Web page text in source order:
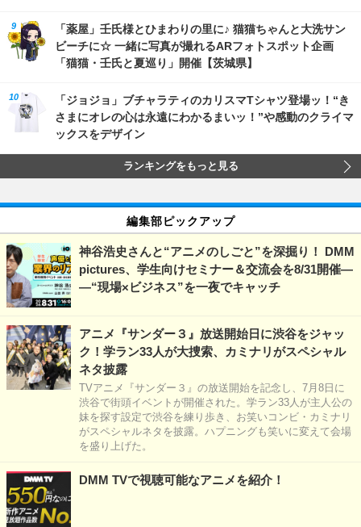
「薬屋」壬氏様とひまわりの里に♪ 猫猫ちゃんと大洗サン
ビーチに☆ 一緒に写真が撮れるARフォトスポット企画
「猫猫・壬氏と夏巡り」開催【茨城県】
「ジョジョ」ブチャラティのカリスマTシャツ登場ッ！“き
さまにオレの心は永遠にわかるまいッ！”や感動のクライマ
ックスをデザイン
ランキングをもっと見る
編集部ピックアップ
神谷浩史さんと“アニメのしごと”を深掘り！ DMM
pictures、学生向けセミナー＆交流会を8/31開催―
―“現場×ビジネス”を一夜でキャッチ
アニメ『サンダー３』放送開始日に渋谷をジャッ
ク！学ラン33人が大捜索、カミナリがスペシャル
ネタ披露
TVアニメ『サンダー３』の放送開始を記念し、7月8日に
渋谷で街頭イベントが開催された。学ラン33人が主人公の
妹を探す設定で渋谷を練り歩き、お笑いコンビ・カミナリ
がスペシャルネタを披露。ハプニングも笑いに変えて会場
を盛り上げた。
DMM TVで視聴可能なアニメを紹介！